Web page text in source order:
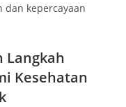
dan kepercayaan
Langkah
Kesehatan